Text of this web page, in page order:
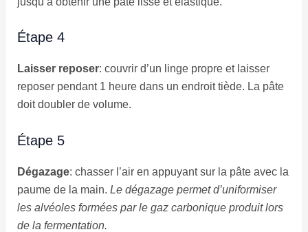
Étape 4
Laisser reposer: couvrir d’un linge propre et laisser
reposer pendant 1 heure dans un endroit tiède. La pâte
doit doubler de volume.
Étape 5
Dégazage: chasser l’air en appuyant sur la pâte avec la
paume de la main. Le dégazage permet d’uniformiser
les alvéoles formées par le gaz carbonique produit lors
de la fermentation.